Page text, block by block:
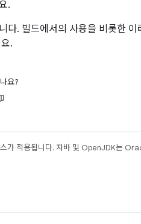
.
다. 빌드에서의 사용을 비롯한
.
요?
가 적용됩니다. 자바 및 OpenJDK는